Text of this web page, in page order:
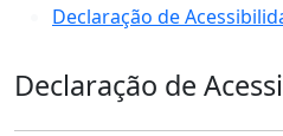
Declaração de
Declaração de